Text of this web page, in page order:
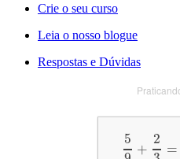
Crie o seu curso
Leia o nosso blogue
Respostas e Dúvidas